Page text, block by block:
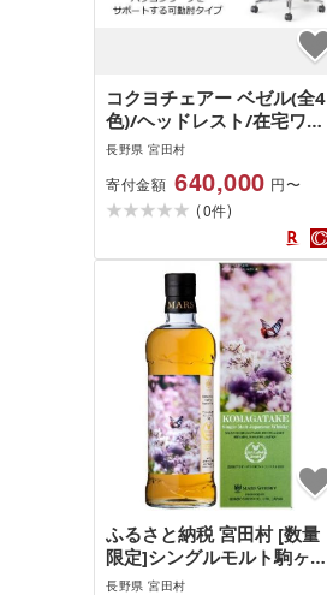
コクヨチェアー ベゼル(全4
色)/ヘッドレスト/在宅ワー
ク・テレワークにお勧めの
長野県 宮田村
寄付金額 640,000 円〜
(0件)
ふるさと納税 宮田村 [数量
限定]シングルモルト駒ヶ岳
アサギマダラの里2025
長野県 宮田村